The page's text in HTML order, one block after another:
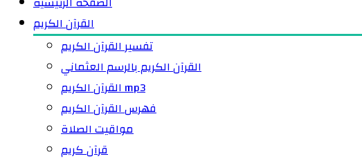
القرآن الكريم
تفسير القرآن الكريم
القرآن الكريم بالرسم العثماني
القرآن الكريم mp3
فهرس القرآن الكريم
مواقيت الصلاة
قرآن كريم